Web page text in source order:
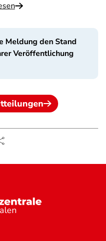
Meldung den Stand
Veröffentlichung